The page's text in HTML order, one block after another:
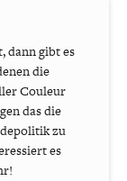
dann gibt es
die
Couleur
das die
zu
es